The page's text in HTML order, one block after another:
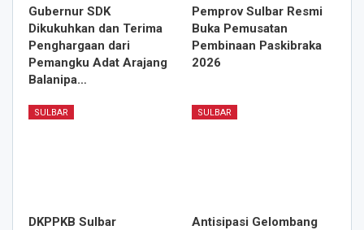
Gubernur SDK
Dikukuhkan dan Terima
Penghargaan dari
Pemangku Adat Arajang
Balanipa…
Pemprov Sulbar Resmi
Buka Pemusatan
Pembinaan Paskibraka
2026
SULBAR
DKPPKB Sulbar
SULBAR
Antisipasi Gelombang